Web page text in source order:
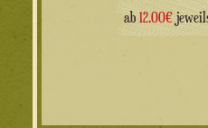
ab 12.00€